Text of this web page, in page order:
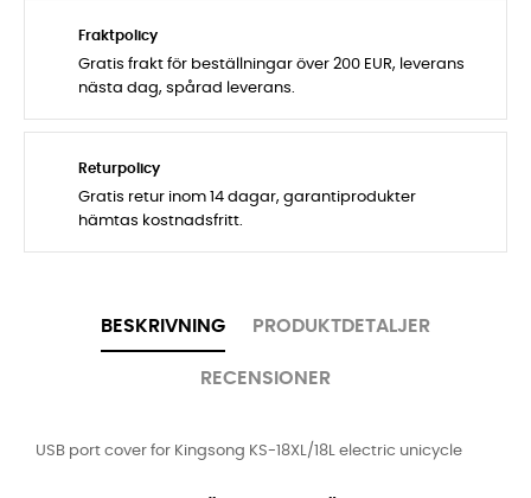
Fraktpolicy
Gratis frakt för beställningar över 200 EUR, leverans
nästa dag, spårad leverans.
Returpolicy
Gratis retur inom 14 dagar, garantiprodukter
hämtas kostnadsfritt.
BESKRIVNING PRODUKTDETALJER
RECENSIONER
USB port cover for Kingsong KS-18XL/18L electric unicycle